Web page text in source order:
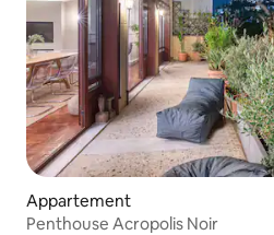
Appartement
Penthouse Acropolis Noir